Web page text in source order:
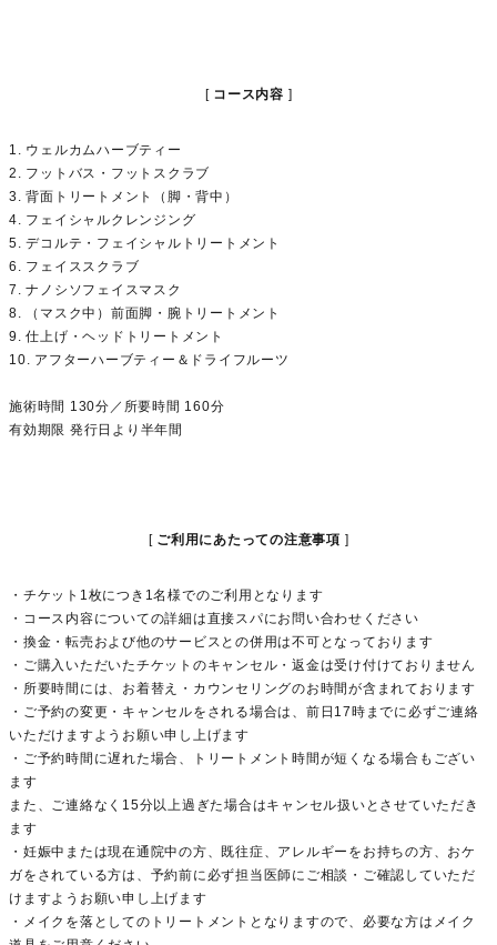
コース内容
1. ウェルカムハーブティー
2. フットバス・フットスクラブ
3. 背面トリートメント（脚・背中）
4. フェイシャルクレンジング
5. デコルテ・フェイシャルトリートメント
6. フェイススクラブ
7. ナノシソフェイスマスク
8. （マスク中）前面脚・腕トリートメント
9. 仕上げ・ヘッドトリートメント
10. アフターハーブティー＆ドライフルーツ
施術時間 130分／所要時間 160分
有効期限 発行日より半年間
ご利用にあたっての注意事項
・チケット1枚につき1名様でのご利用となります
・コース内容についての詳細は直接スパにお問い合わせください
・換金・転売および他のサービスとの併用は不可となっております
・ご購入いただいたチケットのキャンセル・返金は受け付けておりません
・所要時間には、お着替え・カウンセリングのお時間が含まれております
・ご予約の変更・キャンセルをされる場合は、前日17時までに必ずご連絡
いただけますようお願い申し上げます
・ご予約時間に遅れた場合、トリートメント時間が短くなる場合もござい
ます
また、ご連絡なく15分以上過ぎた場合はキャンセル扱いとさせていただき
ます
・妊娠中または現在通院中の方、既往症、アレルギーをお持ちの方、おケ
ガをされている方は、予約前に必ず担当医師にご相談・ご確認していただ
けますようお願い申し上げます
・メイクを落としてのトリートメントとなりますので、必要な方はメイク